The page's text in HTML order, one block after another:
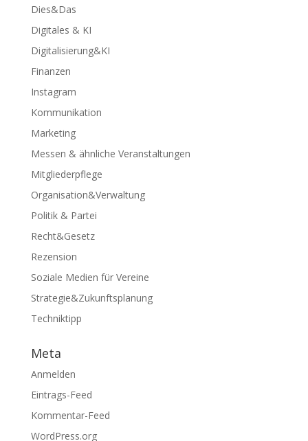
Dies&Das
Digitales & KI
Digitalisierung&KI
Finanzen
Instagram
Kommunikation
Marketing
Messen & ähnliche Veranstaltungen
Mitgliederpflege
Organisation&Verwaltung
Politik & Partei
Recht&Gesetz
Rezension
Soziale Medien für Vereine
Strategie&Zukunftsplanung
Techniktipp
Meta
Anmelden
Eintrags-Feed
Kommentar-Feed
WordPress.org